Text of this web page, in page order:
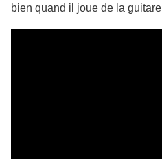
bien quand il joue de la guitare